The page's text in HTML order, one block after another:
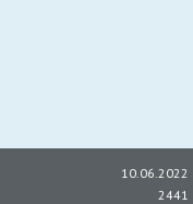
10.06.2022
2441